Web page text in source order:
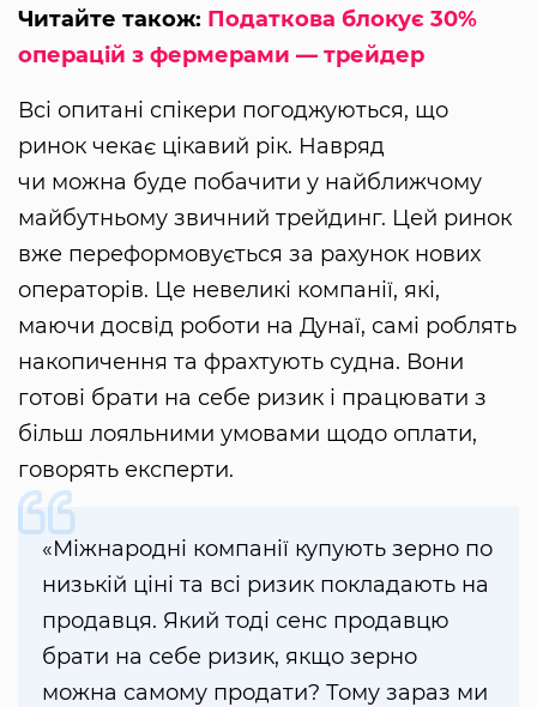
Читайте також: Податкова блокує 30%
операцій з фермерами — трейдер
Всі опитані спікери погоджуються, що
ринок чекає цікавий рік. Навряд
чи можна буде побачити у найближчому
майбутньому звичний трейдинг. Цей ринок
вже переформовується за рахунок нових
операторів. Це невеликі компанії, які,
маючи досвід роботи на Дунаї, самі роблять
накопичення та фрахтують судна. Вони
готові брати на себе ризик і працювати з
більш лояльними умовами щодо оплати,
говорять експерти.
«Міжнародні компанії купують зерно по
низькій ціні та всі ризик покладають на
продавця. Який тоді сенс продавцю
брати на себе ризик, якщо зерно
можна самому продати? Тому зараз ми